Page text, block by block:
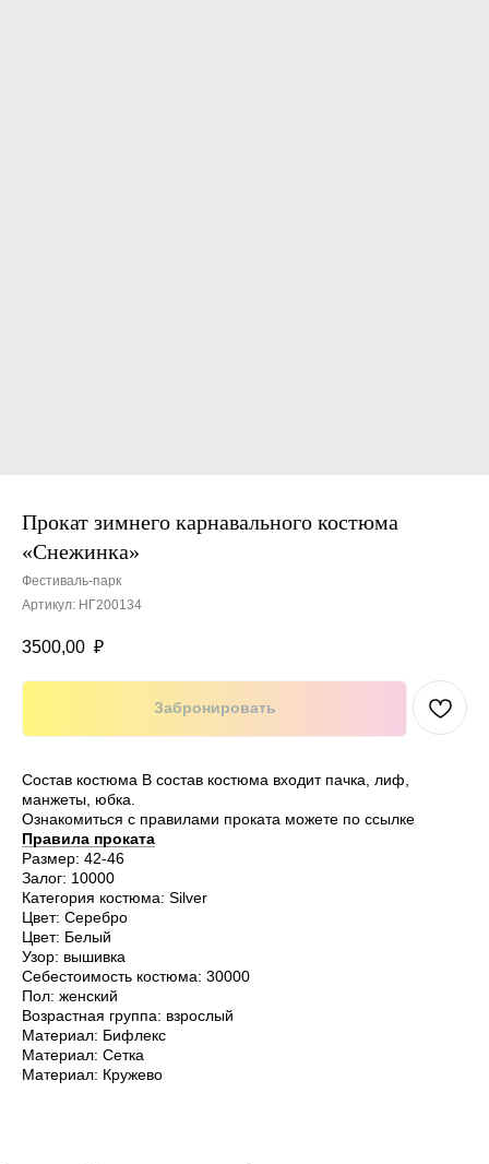
Прокат зимнего карнавального костюма
«Снежинка»
Фестиваль-парк
Артикул: НГ200134
3500,00 ₽
Забронировать
Состав костюма В состав костюма входит пачка, лиф,
манжеты, юбка.
Ознакомиться с правилами проката можете по ссылке
Правила проката
Размер: 42-46
Залог: 10000
Категория костюма: Silver
Цвет: Серебро
Цвет: Белый
Узор: вышивка
Себестоимость костюма: 30000
Пол: женский
Возрастная группа: взрослый
Материал: Бифлекс
Материал: Сетка
Материал: Кружево